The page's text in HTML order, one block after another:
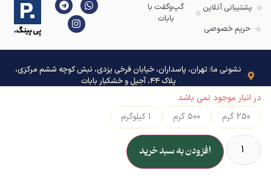
در انبار موجود نمی باشد
250 گرم
500 گرم 1 کیلوگرم
افزودن به سبد خرید
پشتیبانی آنلاین
حریم خصوصی
گپ‌وگفت با
بابات
نشونی ما: تهران، پاسداران، خیابان فرخی یزدی، نبش کوچه ششم مرکزی،
پلاک ۴۴، آجیل و خشکبار بابات